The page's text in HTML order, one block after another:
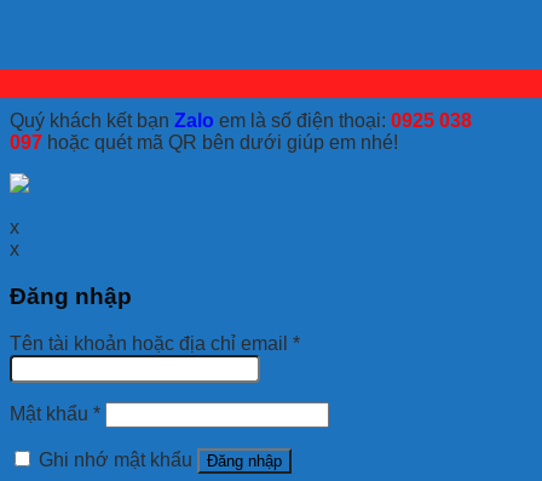
Quý khách kết bạn Zalo em là số điện thoại: 0925 038
097 hoặc quét mã QR bên dưới giúp em nhé!
x
x
Đăng nhập
Tên tài khoản hoặc địa chỉ email *
Mật khẩu *
Ghi nhớ mật khẩu Đăng nhập